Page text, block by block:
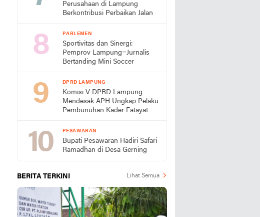
Perusahaan di Lampung
Berkontribusi Perbaikan Jalan
PARLEMEN
Sportivitas dan Sinergi:
Pemprov Lampung–Jurnalis
Bertanding Mini Soccer
DPRD LAMPUNG
Komisi V DPRD Lampung
Mendesak APH Ungkap Pelaku
Pembunuhan Kader Fatayat
PESAWARAN
Bupati Pesawaran Hadiri Safari
Ramadhan di Desa Gerning
BERITA TERKINI Lihat Semua